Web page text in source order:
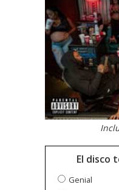
El disco
Genial